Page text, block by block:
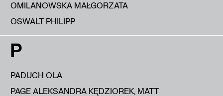
OMILANOWSKA MAŁGORZATA
OSWALT PHILIPP
P
PADUCH OLA
PAGE ALEKSANDRA KĘDZIOREK, MATT